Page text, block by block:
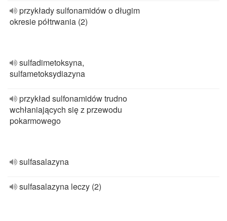
przykłady sulfonamidów o długim
okresie półtrwania (2)
sulfadimetoksyna,
sulfametoksydiazyna
przykład sulfonamidów trudno
wchłaniających się z przewodu
pokarmowego
sulfasalazyna
sulfasalazyna leczy (2)